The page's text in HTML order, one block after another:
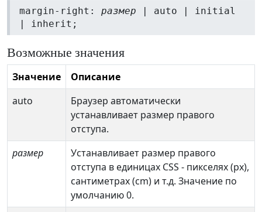
margin-right: размер | auto | initial
| inherit;
Возможные значения
Значение
Описание
auto
Браузер автоматически
устанавливает размер правого
отступа.
размер
Устанавливает размер правого
отступа в единицах CSS - пикселях (px),
сантиметрах (cm) и т.д. Значение по
умолчанию 0.